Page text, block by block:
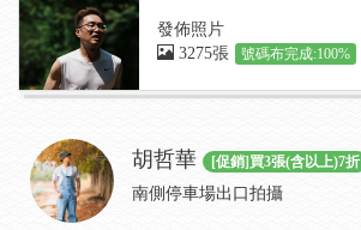
發佈照片
3275張
號碼布完成:100%
胡哲華 [促銷]買3張(含以上)7折
南側停車場出口拍攝